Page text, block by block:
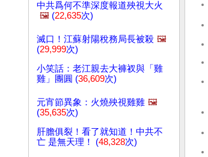
中共爲何不準深度報道殃視大火
🖼️ (22,635次)
滅口！江蘇射陽稅務局長被殺 🖼️
(29,999次)
小笑話：老江親去大褲衩與「雞
雞」團圓 (36,609次)
元宵節異象：火燒殃視雞雞 🖼️
(35,635次)
肝膽俱裂！看了就知道！中共不
亡 是無天理！ (48,328次)